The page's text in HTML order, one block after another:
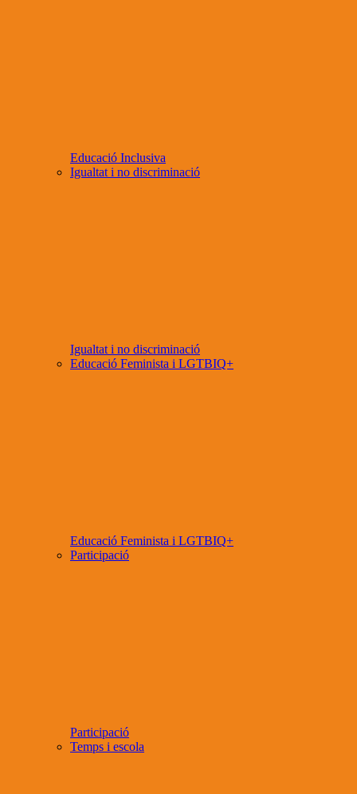
Educació Inclusiva
Igualtat i no discriminació
Igualtat i no discriminació
Educació Feminista i LGTBIQ+
Educació Feminista i LGTBIQ+
Participació
Participació
Temps i escola